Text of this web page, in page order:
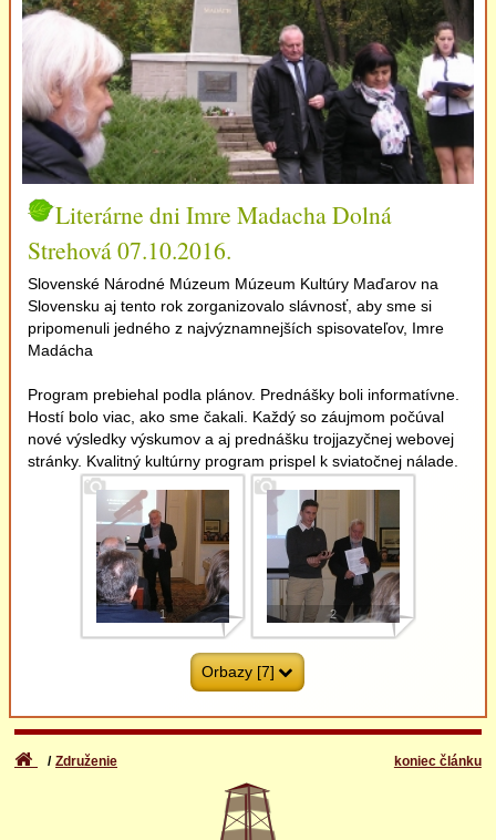
5
7
9 10
Literárne dni Imre Madacha Dolná
Strehová 07.10.2016.
Slovenské Národné Múzeum Múzeum Kultúry Maďarov na
Slovensku aj tento rok zorganizovalo slávnosť, aby sme si
pripomenuli jedného z najvýznamnejších spisovateľov, Imre
Madácha
Program prebiehal podla plánov. Prednášky boli informatívne.
Hostí bolo viac, ako sme čakali. Každý so záujmom počúval
nové výsledky výskumov a aj prednášku trojjazyčnej webovej
stránky. Kvalitný kultúrny program prispel k sviatočnej nálade.
1 2
Orbazy [7]
koniec článku
Združenie